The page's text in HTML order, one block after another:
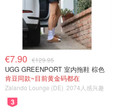
€7.90 €129.95
UGG GREENPORT 室内拖鞋 棕色
肯豆同款~目前黄金码都在
Zalando Lounge (DE) 2074人感兴趣
3